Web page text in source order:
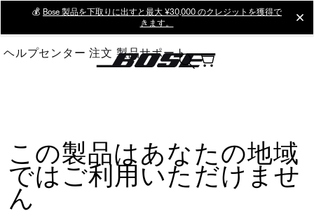
Main
💰 Bose 製品を下取りに出すと最大 ¥30,000 のクレジットを獲得で
きます。
ヘルプセンター 注文 製品サポート
この製品はあなたの地域
ではご利用いただけませ
ん